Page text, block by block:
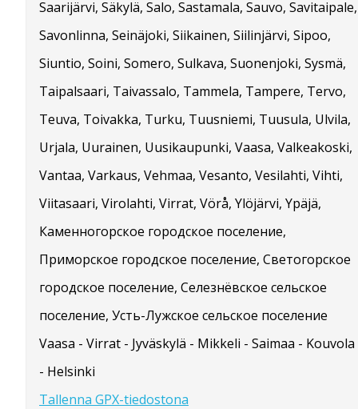
Saarijärvi, Säkylä, Salo, Sastamala, Sauvo, Savitaipale,
Savonlinna, Seinäjoki, Siikainen, Siilinjärvi, Sipoo,
Siuntio, Soini, Somero, Sulkava, Suonenjoki, Sysmä,
Taipalsaari, Taivassalo, Tammela, Tampere, Tervo,
Teuva, Toivakka, Turku, Tuusniemi, Tuusula, Ulvila,
Urjala, Uurainen, Uusikaupunki, Vaasa, Valkeakoski,
Vantaa, Varkaus, Vehmaa, Vesanto, Vesilahti, Vihti,
Viitasaari, Virolahti, Virrat, Vörå, Ylöjärvi, Ypäjä,
Каменногорское городское поселение,
Приморское городское поселение, Светогорское
городское поселение, Селезнёвское сельское
поселение, Усть-Лужское сельское поселение
Vaasa - Virrat - Jyväskylä - Mikkeli - Saimaa - Kouvola
- Helsinki
Tallenna GPX-tiedostona